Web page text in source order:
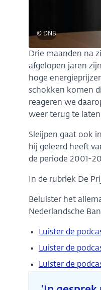
© DNB
Drie maanden na
afgelopen jaren
hoge
schokken komen
reageren we
weer terug te laten
Sleijpen gaat ook
hij geleerd heeft
de periode 2001-
In de rubriek De
Beluister het
Nederlandsche
Luister de
Luister de
Luister de